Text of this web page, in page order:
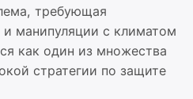
требующая
манипуляции с климатом
как один из множества
стратегии по защите